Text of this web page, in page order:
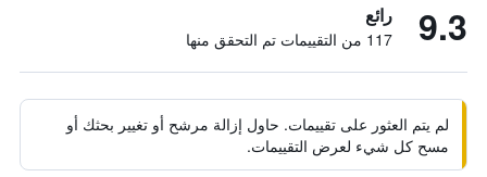
9.3 رائع
117 من التقييمات تم التحقق منها
لم يتم العثور على تقييمات. حاول إزالة مرشح أو تغيير بحثك أو
مسح كل شيء لعرض التقييمات.